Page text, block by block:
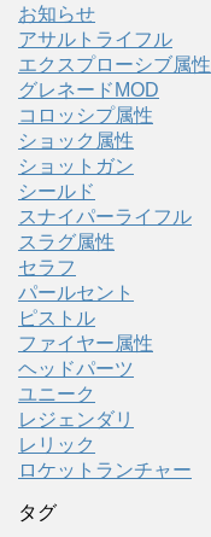
お知らせ
アサルトライフル
エクスプローシブ属性
グレネードMOD
コロッシプ属性
ショック属性
ショットガン
シールド
スナイパーライフル
スラグ属性
セラフ
パールセント
ピストル
ファイヤー属性
ヘッドパーツ
ユニーク
レジェンダリ
レリック
ロケットランチャー
タグ